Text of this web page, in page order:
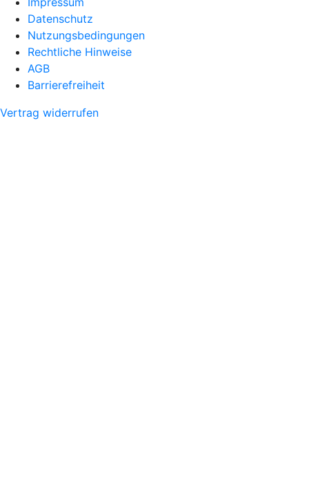
Datenschutz
Nutzungsbedingungen
Rechtliche Hinweise
AGB
Barrierefreiheit
Vertrag widerrufen